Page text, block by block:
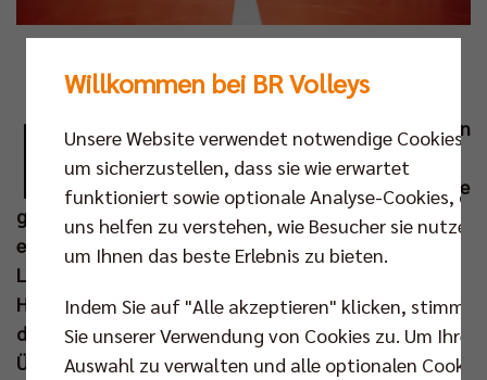
D
ie Berlin Recycling Volleys sind zum 15. Mal in
ihrer Vereinsgeschichte Deutscher Meister.
Mit 3:0 entschieden die Berliner die Finalserie
gegen die SVG Lüneburg für sich und damit gelang
erneut die Verteidigung des nationalen Triples aus
Ligacup, DVV-Pokal und Meisterschaft. So steht der
Hauptstadtclub nun seit einer Dekade an der Spitze
des deutschen Volleyballs. Das Medienecho im
Überblick:
Willkommen bei BR Volleys
Unsere Website verwendet notwendige Cookies,
um sicherzustellen, dass sie wie erwartet
funktioniert sowie optionale Analyse-Cookies, die
uns helfen zu verstehen, wie Besucher sie nutzen,
um Ihnen das beste Erlebnis zu bieten.
Indem Sie auf "Alle akzeptieren" klicken, stimmen
Sie unserer Verwendung von Cookies zu. Um Ihre
Auswahl zu verwalten und alle optionalen Cookies